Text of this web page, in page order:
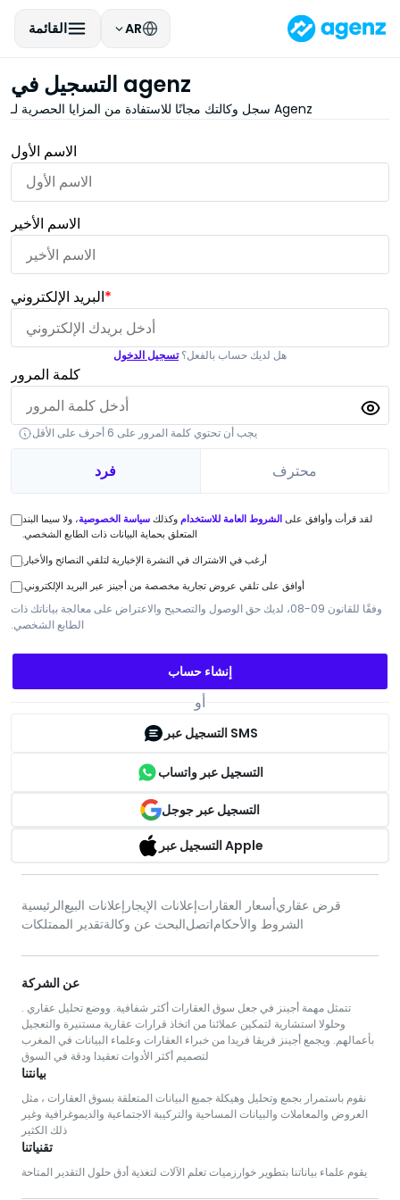
AR القائمة
التسجيل في agenz
سجل وكالتك مجانًا للاستفادة من المزايا الحصرية لـ Agenz
الاسم الأول
الاسم الأخير
البريد الإلكتروني*
هل لديك حساب بالفعل؟ تسجيل الدخول
كلمة المرور
يجب أن تحتوي كلمة المرور على 6 أحرف على الأقل
فرد محترف
لقد قرأت وأوافق علىالشروط العامة للاستخداموكذلكسياسة الخصوصية، ولا سيما البند
المتعلق بحماية البيانات ذات الطابع الشخصي.
أرغب في الاشتراك في النشرة الإخبارية لتلقي النصائح والأخبار.
أوافق على تلقي عروض تجارية مخصصة من أجينز عبر البريد الإلكتروني.
وفقًا للقانون 09-08، لديك حق الوصول والتصحيح والاعتراض على معالجة بياناتك ذات
الطابع الشخصي.
إنشاء حساب
أو
التسجيل عبر SMS
التسجيل عبر واتساب
التسجيل عبر جوجل
التسجيل عبر Apple
الرئيسيةإعلانات البيع إعلانات الإيجارأسعار العقاراتقرض عقاري
تقدير الممتلكاتالبحث عن وكالةاتصلالشروط والأحكام
عن الشركة
. تتمثل مهمة أجينز في جعل سوق العقارات أكثر شفافية. ووضع تحليل عقاري
وحلولا استشارية لتمكين عملائنا من اتخاذ قرارات عقارية مستنيرة والتعجيل
بأعمالهم. ويجمع أجينز فريقا فريدا من خبراء العقارات وعلماء البيانات في المغرب
لتصميم أكثر الأدوات تعقيدا ودقة في السوق
بيانتنا
نقوم باستمرار بجمع وتحليل وهيكلة جميع البيانات المتعلقة بسوق العقارات ، مثل
العروض والمعاملات والبيانات المساحية والتركيبة الاجتماعية والديموغرافية وغير
ذلك الكثير
تقنياتنا
يقوم علماء بياناتنا بتطوير خوارزميات تعلم الآلات لتغذية أدق حلول التقدير المتاحة